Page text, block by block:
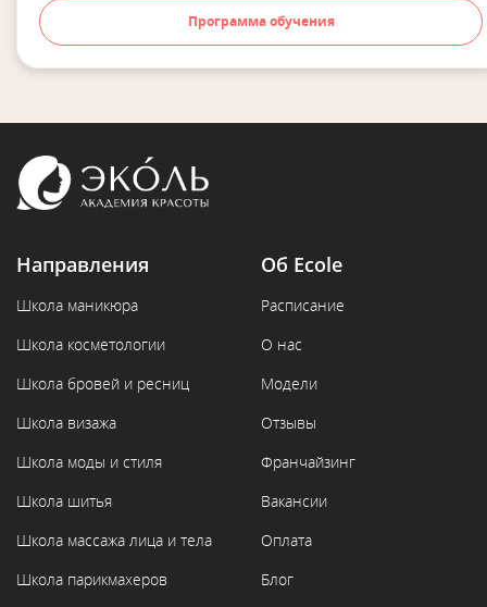
Программа обучения
Направления
Школа маникюра
Школа косметологии
Школа бровей и ресниц
Школа визажа
Школа моды и стиля
Школа шитья
Школа массажа лица и тела
Школа парикмахеров
Об Ecole
Расписание
О нас
Модели
Отзывы
Франчайзинг
Вакансии
Оплата
Блог